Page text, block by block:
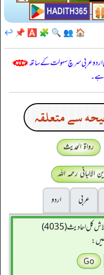
🏠
👥
🔍
🧩
🅰️
📌
↩️
اردو عربی سرچ سہولت کے ساتھ
ہے۔
سے متعلقہ
رواۃ الحدیث
رحمہ اللہ
عربی
اردو
کل احادیث (4035)